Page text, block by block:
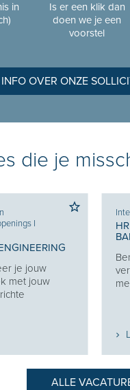
in
Is er een klik dan
doen we je een
voorstel
OVER ONZE
die je
I
je jouw
met jouw
ALLE